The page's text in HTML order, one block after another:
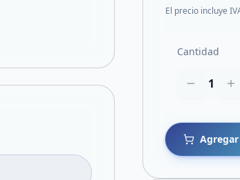
El precio incluye
Cantidad
1